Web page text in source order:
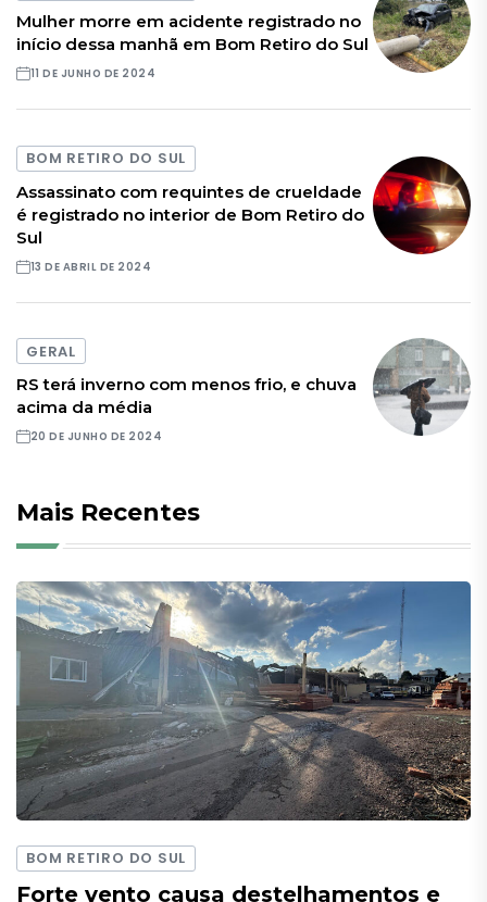
Mulher morre em acidente registrado no
início dessa manhã em Bom Retiro do Sul
11 DE JUNHO DE 2024
BOM RETIRO DO SUL
Assassinato com requintes de crueldade
é registrado no interior de Bom Retiro do
Sul
13 DE ABRIL DE 2024
GERAL
RS terá inverno com menos frio, e chuva
acima da média
20 DE JUNHO DE 2024
Mais Recentes
BOM RETIRO DO SUL
Forte vento causa destelhamentos e